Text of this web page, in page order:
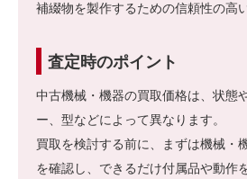
補綴物を製作するための信頼性の高
査定時のポイント
中古機械・機器の買取価格は、状態
ー、型などによって異なります。
買取を検討する前に、まずは機械・
を確認し、できるだけ付属品や動作